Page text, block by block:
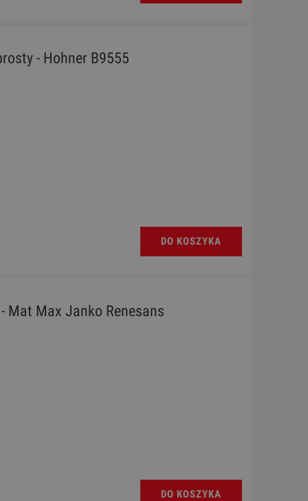
- Hohner B9555
DO KOSZYKA
Mat Max Janko Renesans
DO KOSZYKA